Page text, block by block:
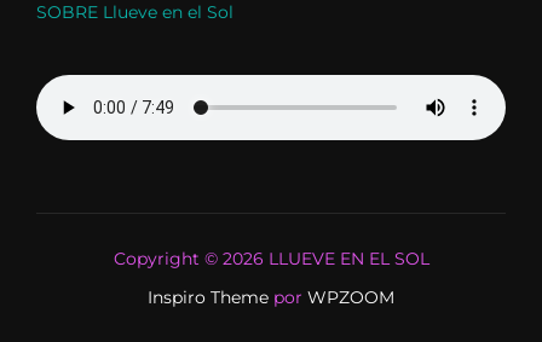
SOBRE Llueve en el Sol
Copyright © 2026 LLUEVE EN EL SOL
Inspiro Theme por WPZOOM